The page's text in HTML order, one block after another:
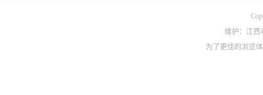
维护：江西
为了更佳的浏览